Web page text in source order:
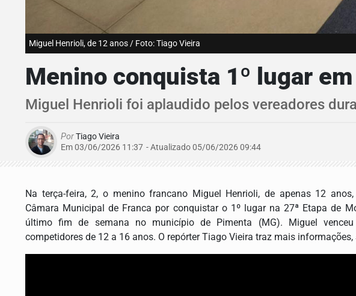
Miguel Henrioli, de 12 anos / Foto: Tiago Vieira
Menino conquista 1º lugar
Miguel Henrioli foi aplaudido pelos vereadores
PorTiago Vieira
Em 03/06/2026 11:37 - Atualizado05/06/2026 09:44
Na terça-feira, 2, o menino francano Miguel Henrioli, de apenas 12
Câmara Municipal de Franca por conquistar o 1º lugar na 27ª Etapa de
último fim de semana no município de Pimenta (MG). Miguel
competidores de 12 a 16 anos. O repórter Tiago Vieira traz mais informações,